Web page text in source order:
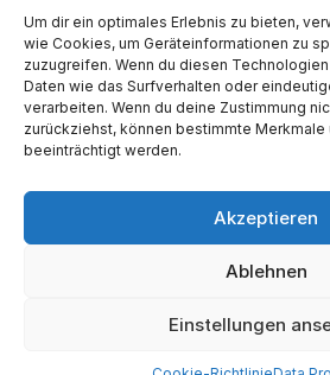
Um dir ein optimales Erlebnis zu bieten,
wie Cookies, um Geräteinformationen zu
zuzugreifen. Wenn du diesen
Daten wie das Surfverhalten oder
verarbeiten. Wenn du deine Zustimmung
zurückziehst, können bestimmte Merkmale
beeinträchtigt werden.
Akzeptieren
Ablehnen
Einstellungen
Copyright © 2024 SWT GmbH